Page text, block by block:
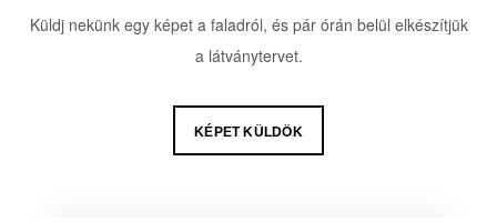
Küldj nekünk egy képet a faladról, és pár órán belül elkészítjük
a látványtervet.
KÉPET KÜLDÖK